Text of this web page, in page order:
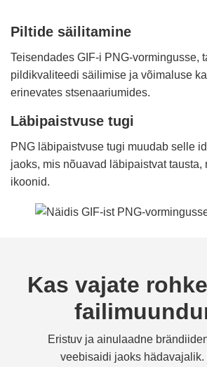
Piltide säilitamine
Teisendades GIF-i PNG-vormingusse,
pildikvaliteedi säilimise ja võimaluse
erinevates stsenaariumides.
Läbipaistvuse tugi
PNG läbipaistvuse tugi muudab selle
jaoks, mis nõuavad läbipaistvat tausta,
ikoonid.
Kas vajate
Eristuv ja ainulaadne
veebisaidi jaoks hädavajalik.